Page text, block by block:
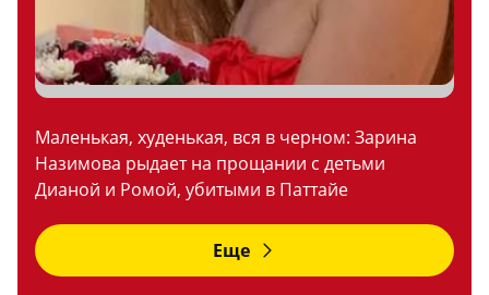
Маленькая, худенькая, вся в черном: Зарина
Назимова рыдает на прощании с детьми
Дианой и Ромой, убитыми в Паттайе
Еще